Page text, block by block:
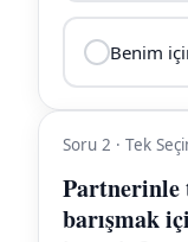
Benim
Soru 2 · Tek
Partnerinle
barışmak